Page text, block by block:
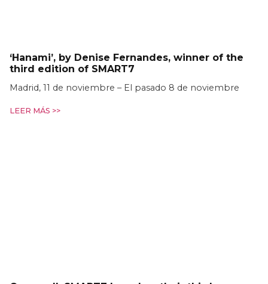
‘Hanami’, by Denise Fernandes, winner of the
third edition of SMART7
Madrid, 11 de noviembre – El pasado 8 de noviembre
LEER MÁS >>